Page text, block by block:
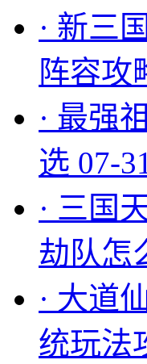
· 新三
阵容攻
· 最强
选 07-
· 三国
劫队怎
· 大道
统玩法